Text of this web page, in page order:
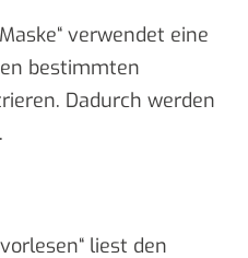
verwendet eine
bestimmten
Dadurch werden
liest den